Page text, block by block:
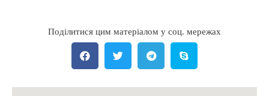
Поділитися цим матеріалом у соц. мережах